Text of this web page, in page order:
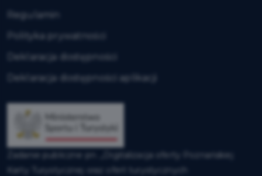
Regulamin
Polityka prywatności
Deklaracja dostępności
Deklaracja dostępności aplikacji
Zadanie publiczne pn. „Digitalizacja oferty Poznańskiej
Karty Turystycznej oraz ofert turystycznych